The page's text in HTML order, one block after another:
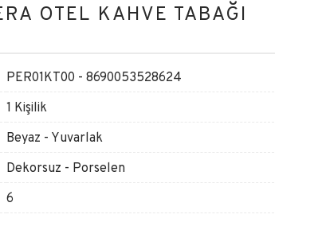
OTEL KAHVE TABAĞI
PER01KT00 - 8690053528624
1 Kişilik
Beyaz - Yuvarlak
Dekorsuz - Porselen
6